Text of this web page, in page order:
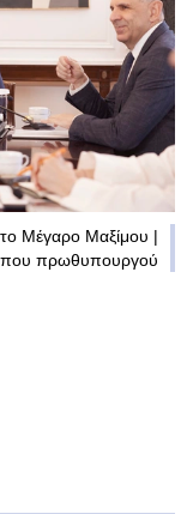
Μέγαρο Μαξίμου |
πρωθυπουργού